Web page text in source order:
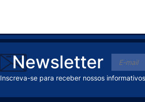
Newsletter
Inscreva-se para receber nossos informativos